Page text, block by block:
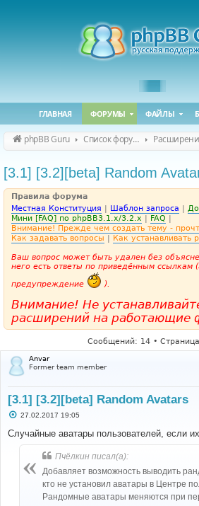
ГЛАВНАЯ ФОРУМЫ ФАЙЛЫ
phpBB Guru Список форумов
[3.1] [3.2][beta] Random
Правила форума
Местная Конституция | Шаблон запроса |
Мини [FAQ] по phpBB3.1.x/3.2.x | FAQ |
Внимание! Прежде чем создать тему -
Как задавать вопросы | Как устанавливать
Ваш вопрос может быть удален без
него есть ответы по приведённым ссылкам
предупреждение
).
Внимание! Не
расширений на работающие
Сообщений: 14 • Страница
Anvar
Former team member
[3.1] [3.2][beta] Random Avatars
С
о
б
щ
27.02.2017 19:05
Случайные аватары пользователей, если
Пчёлкин писал(а):
Добавляет возможность выводить
кто не установил аватары в Центре
Рандомные аватары меняются при